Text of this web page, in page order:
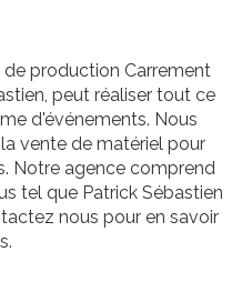
production Carrement
peut réaliser tout ce
d'événements. Nous
vente de matériel pour
Notre agence comprend
tel que Patrick Sébastien
nous pour en savoir